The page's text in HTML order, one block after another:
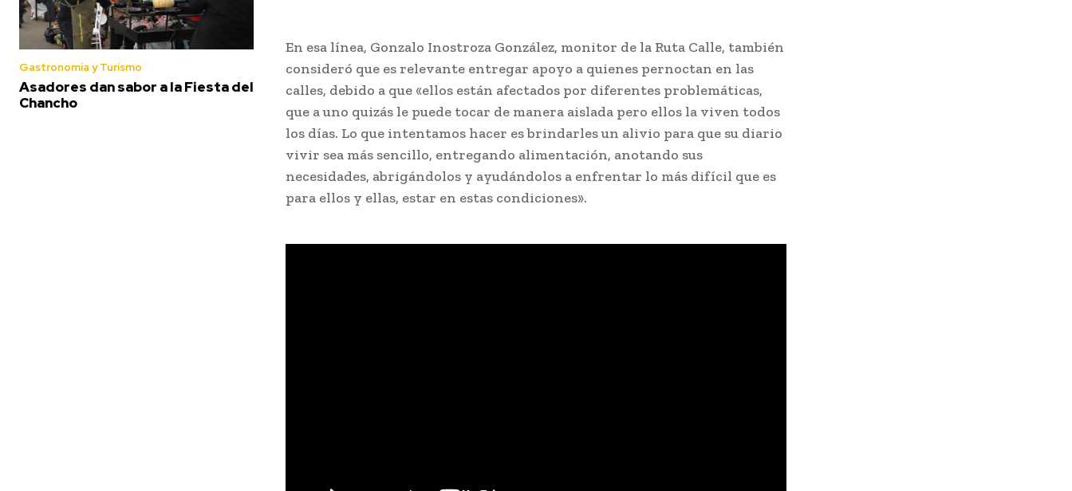
Gastronomía y Turismo
Asadores dan sabor a la Fiesta del
Chancho
En esa línea, Gonzalo Inostroza González, monitor de la Ruta Calle, también
consideró que es relevante entregar apoyo a quienes pernoctan en las
calles, debido a que «ellos están afectados por diferentes problemáticas,
que a uno quizás le puede tocar de manera aislada pero ellos la viven todos
los días. Lo que intentamos hacer es brindarles un alivio para que su diario
vivir sea más sencillo, entregando alimentación, anotando sus
necesidades, abrigándolos y ayudándolos a enfrentar lo más difícil que es
para ellos y ellas, estar en estas condiciones».